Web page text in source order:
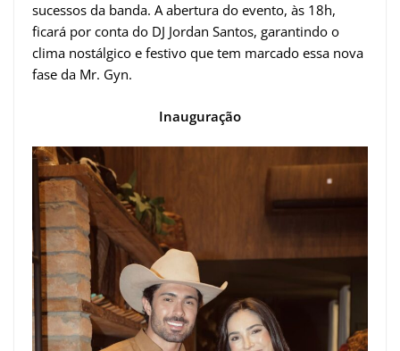
sucessos da banda. A abertura do evento, às 18h,
ficará por conta do DJ Jordan Santos, garantindo o
clima nostálgico e festivo que tem marcado essa nova
fase da Mr. Gyn.
Inauguração